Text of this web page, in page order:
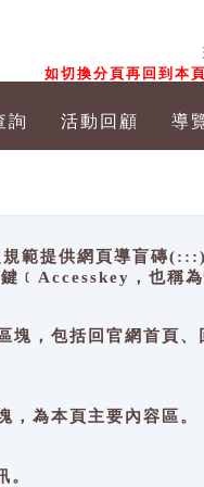
如切換分頁再回到本
詢 活動回顧 導
規範提供網頁導盲磚
，也稱為
包括回官網首頁、
為本頁主要內容區。